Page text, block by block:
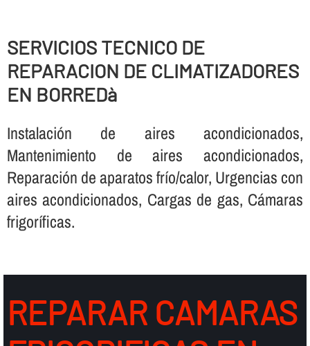
SERVICIOS TECNICO DE
REPARACION DE CLIMATIZADORES
EN BORREDà
Instalación de aires acondicionados,
Mantenimiento de aires acondicionados,
Reparación de aparatos frí­o/calor, Urgencias con
aires acondicionados, Cargas de gas, Cámaras
frigorí­ficas.
REPARAR CAMARAS